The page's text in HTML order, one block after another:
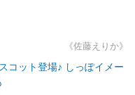
《佐藤えりか》
コット登場♪ しっぽイメー